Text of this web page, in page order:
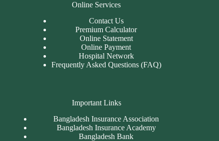
Online Services
Contact Us
Premium Calculator
Online Statement
Online Payment
Hospital Network
Frequently Asked Questions (FAQ)
Important Links
Bangladesh Insurance Association
Bangladesh Insurance Academy
Bangladesh Bank